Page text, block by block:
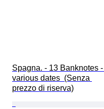
Spagna. - 13 Banknotes -
various dates  (Senza
prezzo di riserva)